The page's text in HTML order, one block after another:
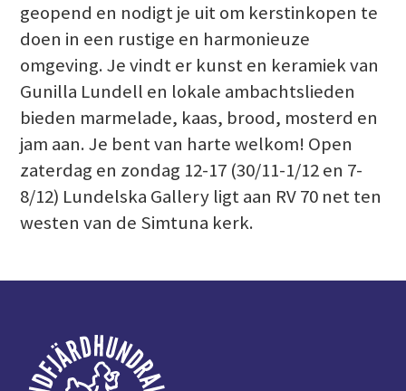
geopend en nodigt je uit om kerstinkopen te
doen in een rustige en harmonieuze
omgeving. Je vindt er kunst en keramiek van
Gunilla Lundell en lokale ambachtslieden
bieden marmelade, kaas, brood, mosterd en
jam aan. Je bent van harte welkom! Open
zaterdag en zondag 12-17 (30/11-1/12 en 7-
8/12) Lundelska Gallery ligt aan RV 70 net ten
westen van de Simtuna kerk.
Voettekst